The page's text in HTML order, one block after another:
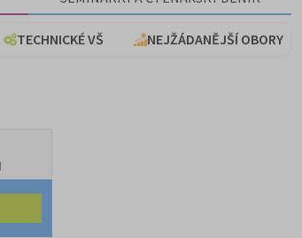
TECHNICKÉ VŠ NEJŽÁDANĚJŠÍ OBORY